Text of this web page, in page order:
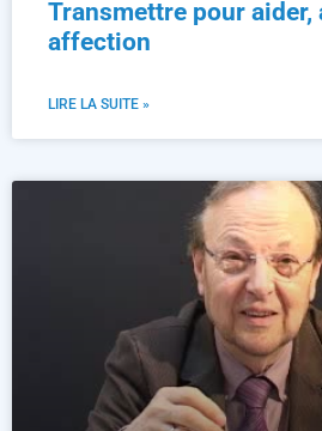
Transmettre pour aider,
affection
LIRE LA SUITE »